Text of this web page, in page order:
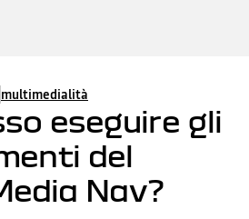
multimedialità
eseguire gli
del
Nav?